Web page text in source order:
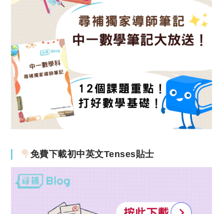
免費下載初中英文Tenses貼士